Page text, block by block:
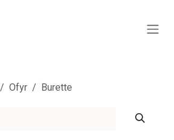
Ofyr Burette